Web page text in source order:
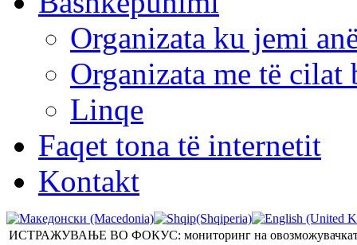
Organizata ku jemi
Organizata me të cilat
Linqe
Faqet tona të internetit
Kontakt
ИСТРАЖУВАЊЕ ВО ФОКУС: мониторинг на овозможувачката